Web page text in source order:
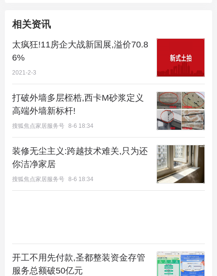
镇吉祥庄村A－10、C－03、C－06地块项目的土地
评地：
作为春节前的倒数第二场土拍，昨日的北京土拍市场
异常热闹，多半是因为这块顺义新国展不限价宅地。
随着热度高涨的树村、金盏“共有产权商品房”地块延
的较佳追逐对象。
值得注意的是，此次顺义新国展宅地的竞拍与以往不
同：共三个阶段，排名前列阶段竞异地建设面积，第
套建设。
相关资讯
太疯狂!11房企大战新国展,溢价70.8
6%
2021-2-3
打破外墙多层桎梏,西卡M砂浆定义
高端外墙新标杆!
搜狐焦点家居服务号 8-6 18:34
装修无尘主义:跨越技术难关,只为还
你洁净家居
搜狐焦点家居服务号 8-6 18:34
开工不用先付款,圣都整装资金存管
服务总额破50亿元